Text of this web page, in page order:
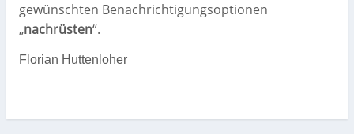
gewünschten Benachrichtigungsoptionen
„nachrüsten“.
Florian Huttenloher